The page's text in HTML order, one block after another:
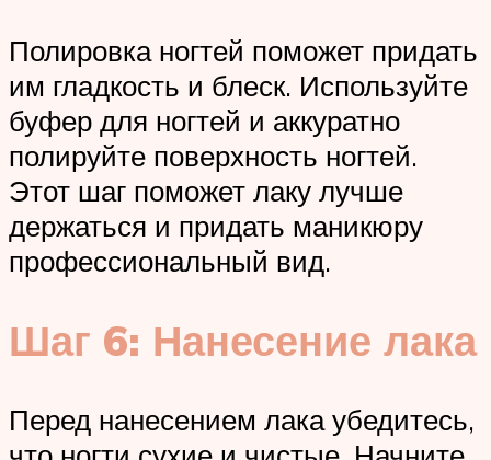
Полировка ногтей поможет придать
им гладкость и блеск. Используйте
буфер для ногтей и аккуратно
полируйте поверхность ногтей.
Этот шаг поможет лаку лучше
держаться и придать маникюру
профессиональный вид.
Шаг 6: Нанесение лака
Перед нанесением лака убедитесь,